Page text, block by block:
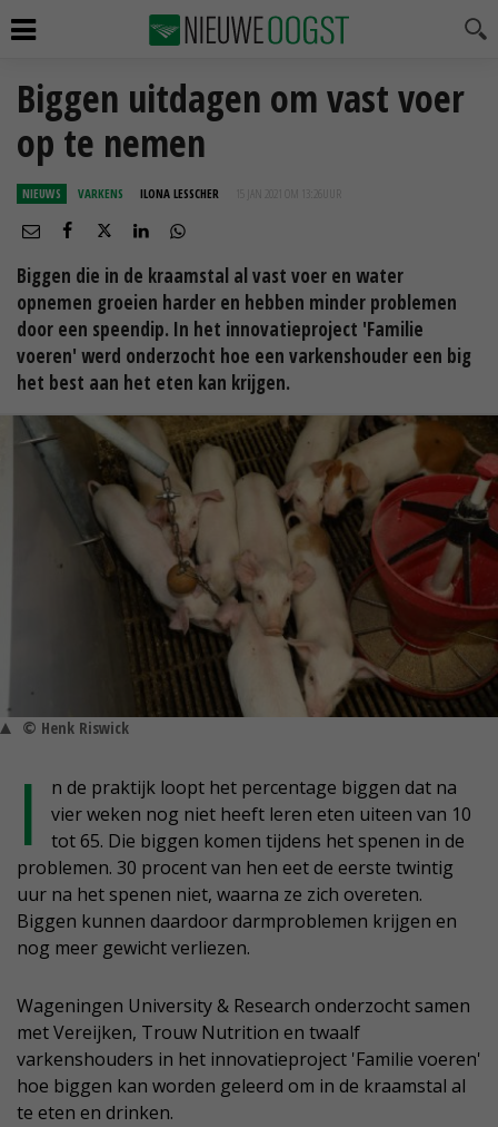
Biggen uitdagen om vast voer
op te nemen
NIEUWS VARKENS ILONA LESSCHER 15 JAN 2021 OM 13:26
Biggen die in de kraamstal al vast voer en water
opnemen groeien harder en hebben minder problemen
door een speendip. In het innovatieproject 'Familie
voeren' werd onderzocht hoe een varkenshouder een big
het best aan het eten kan krijgen.
© Henk Riswick
I
n de praktijk loopt het percentage biggen dat na
vier weken nog niet heeft leren eten uiteen van 10
tot 65. Die biggen komen tijdens het spenen in de
problemen. 30 procent van hen eet de eerste twintig
uur na het spenen niet, waarna ze zich overeten.
Biggen kunnen daardoor darmproblemen krijgen en
nog meer gewicht verliezen.
Wageningen University & Research onderzocht samen
met Vereijken, Trouw Nutrition en twaalf
varkenshouders in het innovatieproject 'Familie voeren'
hoe biggen kan worden geleerd om in de kraamstal al
te eten en drinken.